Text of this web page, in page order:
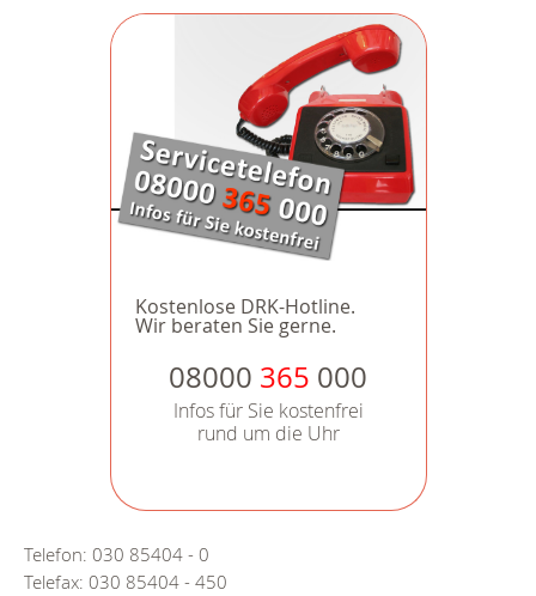
Kostenlose DRK-Hotline.
Wir beraten Sie gerne.
08000 365 000
Infos für Sie kostenfrei
rund um die Uhr
Telefon: 030 85404 - 0
Telefax: 030 85404 - 450